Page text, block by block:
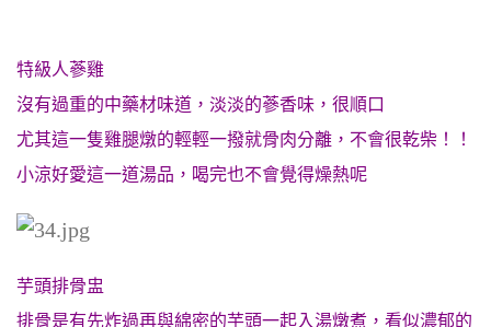
特級人蔘雞
沒有過重的中藥材味道，淡淡的蔘香味，很順口
尤其這一隻雞腿燉的輕輕一撥就骨肉分離，不會很乾柴！！
小涼好愛這一道湯品，喝完也不會覺得燥熱呢
芋頭排骨盅
排骨是有先炸過再與綿密的芋頭一起入湯燉煮，看似濃郁的